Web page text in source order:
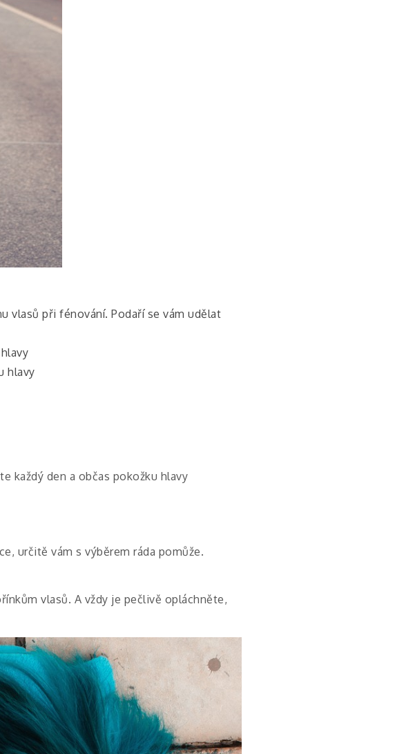
vlasů při fénování. Podaří se vám udělat
hlavy
každý den a občas pokožku hlavy
určitě vám s výběrem ráda pomůže.
vlasů. A vždy je pečlivě opláchněte,